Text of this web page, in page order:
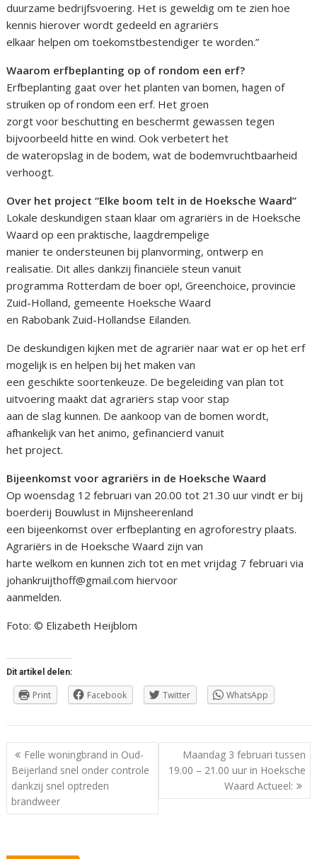
duurzame bedrijfsvoering. Het is geweldig om te zien hoe
kennis hierover wordt gedeeld en agrariërs
elkaar helpen om toekomstbestendiger te worden.”
Waarom erfbeplanting op of rondom een erf?
Erfbeplanting gaat over het planten van bomen, hagen of
struiken op of rondom een erf. Het groen
zorgt voor beschutting en beschermt gewassen tegen
bijvoorbeeld hitte en wind. Ook verbetert het
de wateropslag in de bodem, wat de bodemvruchtbaarheid
verhoogt.
Over het project “Elke boom telt in de Hoeksche Waard”
Lokale deskundigen staan klaar om agrariërs in de Hoeksche
Waard op een praktische, laagdrempelige
manier te ondersteunen bij planvorming, ontwerp en
realisatie. Dit alles dankzij financiële steun vanuit
programma Rotterdam de boer op!, Greenchoice, provincie
Zuid-Holland, gemeente Hoeksche Waard
en Rabobank Zuid-Hollandse Eilanden.
De deskundigen kijken met de agrariër naar wat er op het erf
mogelijk is en helpen bij het maken van
een geschikte soortenkeuze. De begeleiding van plan tot
uitvoering maakt dat agrariërs stap voor stap
aan de slag kunnen. De aankoop van de bomen wordt,
afhankelijk van het animo, gefinancierd vanuit
het project.
Bijeenkomst voor agrariërs in de Hoeksche Waard
Op woensdag 12 februari van 20.00 tot 21.30 uur vindt er bij
boerderij Bouwlust in Mijnsheerenland
een bijeenkomst over erfbeplanting en agroforestry plaats.
Agrariërs in de Hoeksche Waard zijn van
harte welkom en kunnen zich tot en met vrijdag 7 februari via
johankruijthoff@gmail.com hiervoor
aanmelden.
Foto: © Elizabeth Heijblom
Dit artikel delen:
Print Facebook Twitter WhatsApp
Berichtnavigatie
Felle woningbrand in Oud-
Beijerland snel onder controle
dankzij snel optreden
brandweer
Maandag 3 februari tussen
19.00 – 21.00 uur in Hoeksche
Waard Actueel: